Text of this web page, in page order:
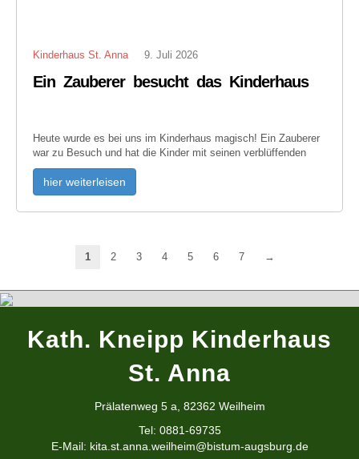
Kinderhaus St. Anna 9. Juli 2026
Ein Zauberer besucht das Kinderhaus
Heute wurde es bei uns im Kinderhaus magisch! Ein Zauberer
war zu Besuch und hat die Kinder mit seinen verblüffenden
hier weiterleisen
1 2 3 4 5 6 7 →
Kath. Kneipp Kinderhaus
St. Anna
Prälatenweg 5 a, 82362 Weilheim
Tel: 0881-69735
E-Mail: kita.st.anna.weilheim@bistum-augsburg.de